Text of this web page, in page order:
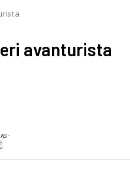
avanturista
-